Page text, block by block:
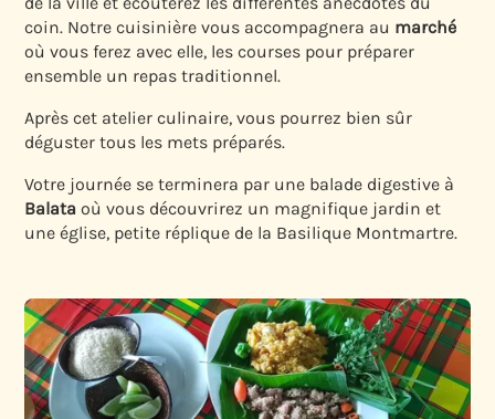
coin. Notre cuisinière vous accompagnera au marché
où vous ferez avec elle, les courses pour préparer
ensemble un repas traditionnel.
Après cet atelier culinaire, vous pourrez bien sûr
déguster tous les mets préparés.
Votre journée se terminera par une balade digestive à
Balata où vous découvrirez un magnifique jardin et
une église, petite réplique de la Basilique Montmartre.